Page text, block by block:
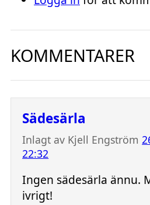
KOMMENTARER
Sädesärla
Inlagt av Kjell Engström
22:32
Ingen sädesärla ännu.
ivrigt!